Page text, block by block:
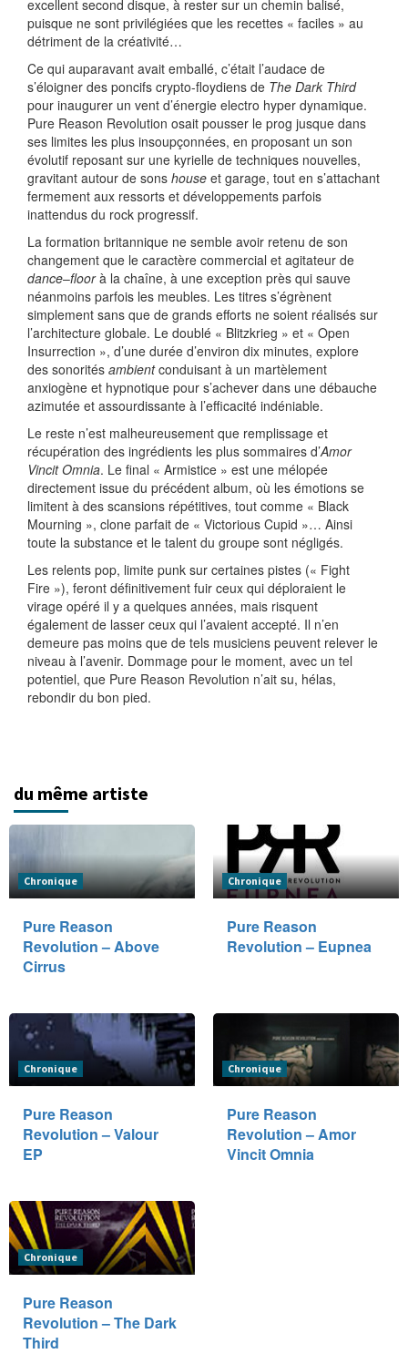
excellent second disque, à rester sur un chemin balisé,
puisque ne sont privilégiées que les recettes « faciles » au
détriment de la créativité…
Ce qui auparavant avait emballé, c’était l’audace de
s’éloigner des poncifs crypto-floydiens de The Dark Third
pour inaugurer un vent d’énergie electro hyper dynamique.
Pure Reason Revolution osait pousser le prog jusque dans
ses limites les plus insoupçonnées, en proposant un son
évolutif reposant sur une kyrielle de techniques nouvelles,
gravitant autour de sons house et garage, tout en s’attachant
fermement aux ressorts et développements parfois
inattendus du rock progressif.
La formation britannique ne semble avoir retenu de son
changement que le caractère commercial et agitateur de
dance–floorà la chaîne, à une exception près qui sauve
néanmoins parfois les meubles. Les titres s’égrènent
simplement sans que de grands efforts ne soient réalisés sur
l’architecture globale. Le doublé « Blitzkrieg » et « Open
Insurrection », d’une durée d’environ dix minutes, explore
des sonorités ambientconduisant à un martèlement
anxiogène et hypnotique pour s’achever dans une débauche
azimutée et assourdissante à l’efficacité indéniable.
Le reste n’est malheureusement que remplissage et
récupération des ingrédients les plus sommaires d’Amor
Vincit Omnia. Le final « Armistice » est une mélopée
directement issue du précédent album, où les émotions se
limitent à des scansions répétitives, tout comme « Black
Mourning », clone parfait de « Victorious Cupid »… Ainsi
toute la substance et le talent du groupe sont négligés.
Les relents pop, limite punk sur certaines pistes (« Fight
Fire »), feront définitivement fuir ceux qui déploraient le
virage opéré il y a quelques années, mais risquent
également de lasser ceux qui l’avaient accepté. Il n’en
demeure pas moins que de tels musiciens peuvent relever le
niveau à l’avenir. Dommage pour le moment, avec un tel
potentiel, que Pure Reason Revolution n’ait su, hélas,
rebondir du bon pied.
du même artiste
Chronique
Pure Reason
Revolution – Above
Cirrus
Chronique
Pure Reason
Revolution – Eupnea
Chronique
Pure Reason
Revolution – Valour
EP
Chronique
Pure Reason
Revolution – Amor
Vincit Omnia
Chronique
Pure Reason
Revolution – The Dark
Third